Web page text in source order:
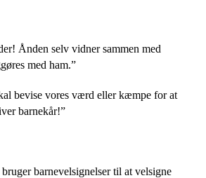
Ånden selv vidner sammen med
med ham.”
bevise vores værd eller kæmpe for at
barnekår!”
barnevelsignelser til at velsigne